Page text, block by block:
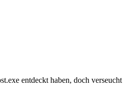
entdeckt haben, doch verseucht